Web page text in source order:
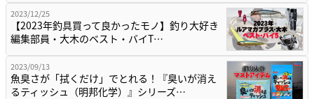
2023/12/25
【2023年釣具買って良かったモノ】釣り大好き
編集部員・大木のベスト・バイT…
2023/09/13
魚臭さが「拭くだけ」でとれる！『臭いが消え
るティッシュ（明邦化学）』シリーズ…